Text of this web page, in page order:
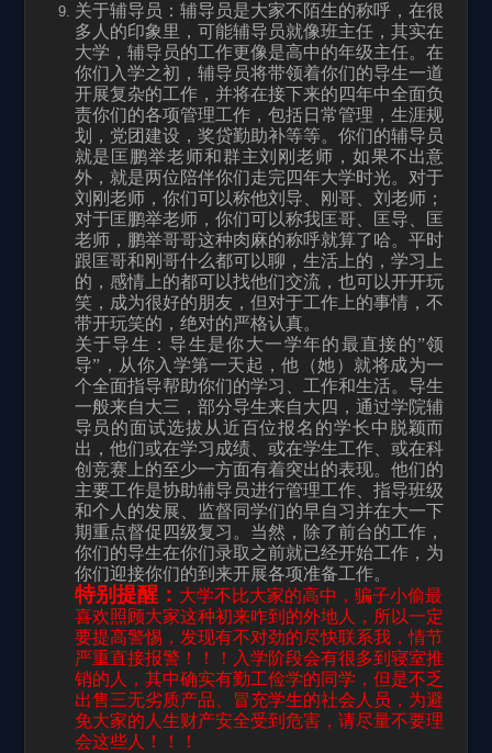
关于辅导员：辅导员是大家不陌生的称呼，在很
多人的印象里，可能辅导员就像班主任，其实在
大学，辅导员的工作更像是高中的年级主任。在
你们入学之初，辅导员将带领着你们的导生一道
开展复杂的工作，并将在接下来的四年中全面负
责你们的各项管理工作，包括日常管理，生涯规
划，党团建设，奖贷勤助补等等。你们的辅导员
就是匡鹏举老师和群主刘刚老师，如果不出意
外，就是两位陪伴你们走完四年大学时光。对于
刘刚老师，你们可以称他刘导、刚哥、刘老师；
对于匡鹏举老师，你们可以称我匡哥、匡导、匡
老师，鹏举哥哥这种肉麻的称呼就算了哈。平时
跟匡哥和刚哥什么都可以聊，生活上的，学习上
的，感情上的都可以找他们交流，也可以开开玩
笑，成为很好的朋友，但对于工作上的事情，不
带开玩笑的，绝对的严格认真。
关于导生：导生是你大一学年的最直接的”领
导”，从你入学第一天起，他（她）就将成为一
个全面指导帮助你们的学习、工作和生活。导生
一般来自大三，部分导生来自大四，通过学院辅
导员的面试选拔从近百位报名的学长中脱颖而
出，他们或在学习成绩、或在学生工作、或在科
创竞赛上的至少一方面有着突出的表现。他们的
主要工作是协助辅导员进行管理工作、指导班级
和个人的发展、监督同学们的早自习并在大一下
期重点督促四级复习。当然，除了前台的工作，
你们的导生在你们录取之前就已经开始工作，为
你们迎接你们的到来开展各项准备工作。
特别提醒： 大学不比大家的高中，骗子小偷最
喜欢照顾大家这种初来咋到的外地人，所以一定
要提高警惕，发现有不对劲的尽快联系我，情节
严重直接报警！！！入学阶段会有很多到寝室推
销的人，其中确实有勤工俭学的同学，但是不乏
出售三无劣质产品、冒充学生的社会人员，为避
免大家的人生财产安全受到危害，请尽量不要理
会这些人！！！